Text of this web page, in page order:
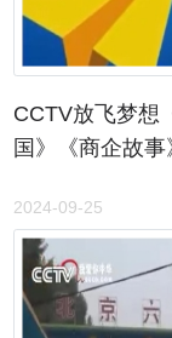
CCTV放飞梦想
国》《商企故事
2024-09-25